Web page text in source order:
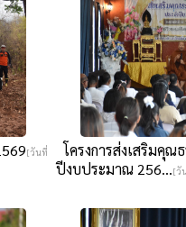
[วันที่
โครงการส่งเสริมคุณ
ปีงบประมาณ 256...[วั